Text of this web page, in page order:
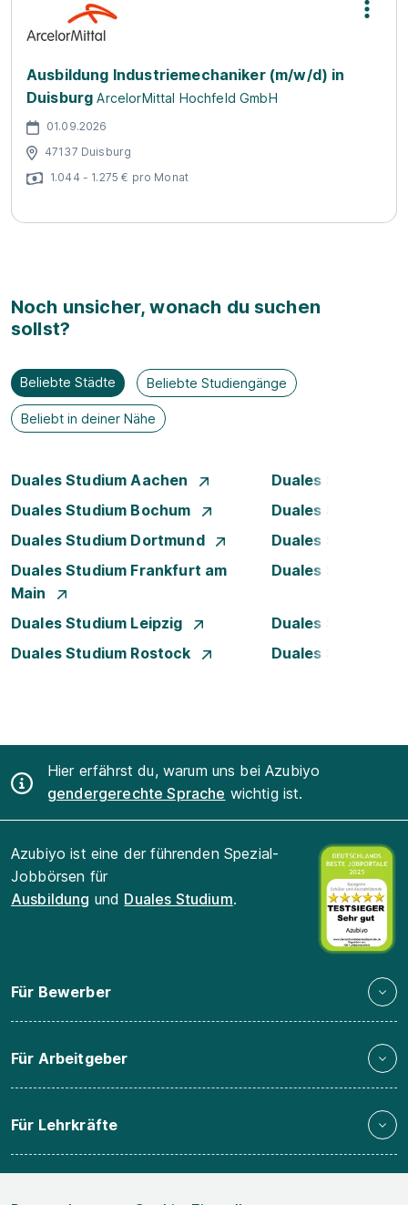
Ausbildung Industriemechaniker (m/w/d) in
Duisburg ArcelorMittal Hochfeld GmbH
01.09.2026
47137 Duisburg
1.044 - 1.275 € pro Monat
Noch unsicher, wonach du suchen
sollst?
Beliebte Städte Beliebte Studiengänge
Beliebt in deiner Nähe
Duales Studium Aachen
Duales Studium
Duales Studium Bochum
Duales Studium
Duales Studium Dortmund
Duales Studium
Duales Studium Frankfurt am
Main
Duales Studium
Duales Studium Leipzig
Duales Studium
Duales Studium Rostock
Duales Studium
Hier erfährst du, warum uns bei Azubiyo
gendergerechte Sprache wichtig ist.
Azubiyo ist eine der führenden Spezial-
Jobbörsen für
Ausbildung und Duales Studium.
Für Bewerber
Für Arbeitgeber
Für Lehrkräfte